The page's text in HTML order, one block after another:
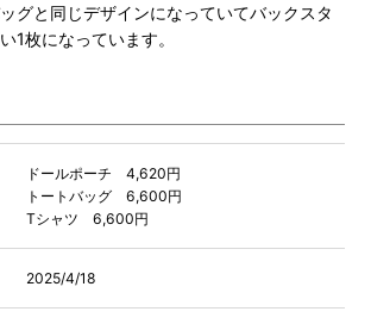
グと同じデザインになっていてバックスタ
1枚になっています。
ドールポーチ 4,620円
トートバッグ 6,600円
Tシャツ 6,600円
2025/4/18